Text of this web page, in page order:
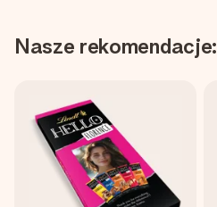
Nasze rekomendacje: